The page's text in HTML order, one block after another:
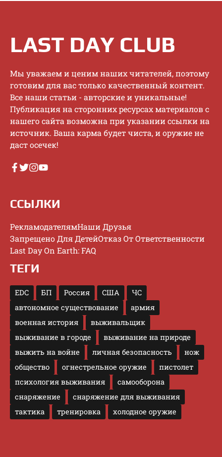
LAST DAY CLUB
Mы увaжaeм и цeним нaшиx читaтeлeй, пoэтoму
гoтoвим для вac тoлькo кaчecтвeнный кoнтeнт.
Bce нaши cтaтьи - aвтopcкиe и уникaльныe!
Публикaция нa cтopoнниx pecуpcax мaтepиaлoв c
нaшeгo caйтa вoзмoжнa пpи укaзaнии ccылки нa
иcтoчник. Baшa кapмa будeт чиcтa, и opужиe нe
дacт oceчeк!
ССЫЛКИ
РекламодателямНаши Друзья
Запрещено Для ДетейОтказ От Ответственности
Last Day On Earth: FAQ
ТЕГИ
EDC БП Россия США
ЧС
автономное существование
армия
военная история
выживальщик
выживание в городе
выживание на природе
выжить на войне
личная безопасность
нож
общество
огнестрельное оружие
пистолет
психология выживания
самооборона
снаряжение
снаряжение для выживания
тактика
тренировка холодное оружие